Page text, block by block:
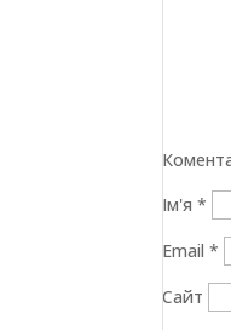
Ім'я*
Email*
Сайт